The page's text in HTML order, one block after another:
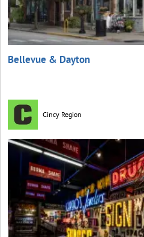
Bellevue & Dayton
Cincy Region